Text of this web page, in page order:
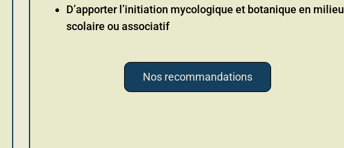
D’apporter l’initiation mycologique et botanique en milieu
scolaire ou associatif
Nos recommandations